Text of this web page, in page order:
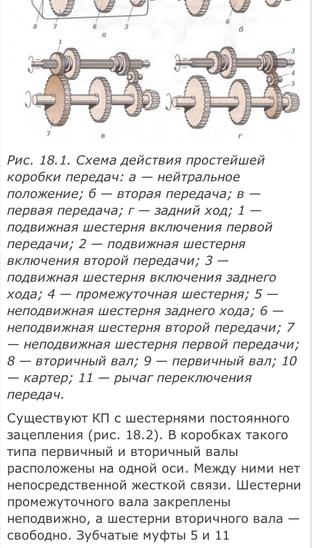
Рис. 18.1. Схема действия простейшей
коробки передач: а — нейтральное
положение; б — вторая передача; в —
первая передача; г — задний ход; 1 —
подвижная шестерня включения первой
передачи; 2 — подвижная шестерня
включения второй передачи; 3 —
подвижная шестерня включения заднего
хода; 4 — промежуточная шестерня; 5 —
неподвижная шестерня заднего хода; 6 —
неподвижная шестерня второй передачи; 7
— неподвижная шестерня первой передачи;
8 — вторичный вал; 9 — первичный вал; 10
— картер; 11 — рычаг переключения
передач.
Существуют КП с шестернями постоянного
зацепления (рис. 18.2). В коробках такого
типа первичный и вторичный валы
расположены на одной оси. Между ними нет
непосредственной жесткой связи. Шестерни
промежуточного вала закреплены
неподвижно, а шестерни вторичного вала —
свободно. Зубчатые муфты 5 и 11